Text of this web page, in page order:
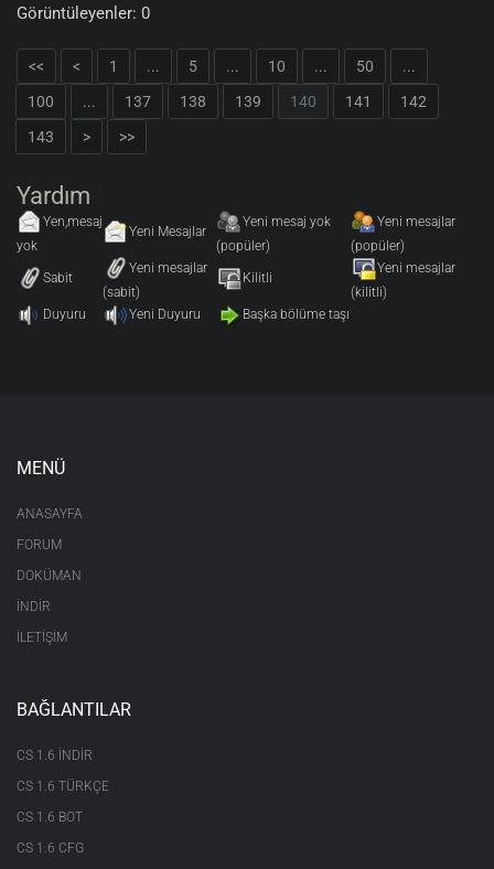
Görüntüleyenler: 0
<< < 1 ... 5 ... 10 ... 50
...
100
... 137 138 139 140 141
142
143
> >>
Yardım
Yen,mesaj
yok
Yeni Mesajlar
Yeni mesaj yok
(popüler)
Yeni mesajlar
(popüler)
Sabit
Yeni mesajlar
(sabit)
Kilitli
Yeni mesajlar
(kilitli)
Duyuru
Yeni Duyuru Başka bölüme taşı
MENÜ
ANASAYFA
FORUM
DOKÜMAN
İNDİR
İLETİŞİM
BAĞLANTILAR
CS 1.6 INDIR
CS 1.6 TÜRKÇE
CS 1.6 BOT
CS 1.6 CFG